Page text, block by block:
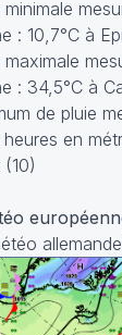
: 10,7°C à
maximale
: 34,5°C à
de pluie
en